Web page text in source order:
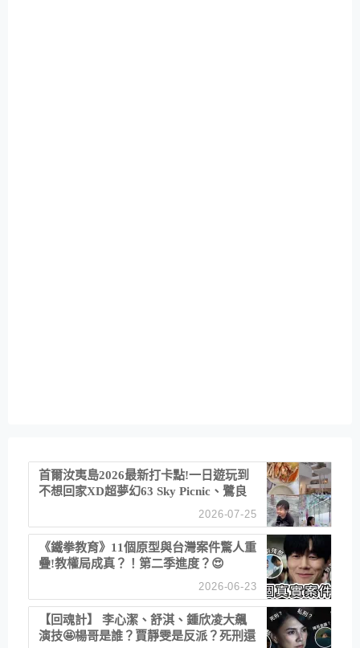
首爾汝夷島2026最新打卡點!一日遊玩到
不想回家XD超夢幻63 Sky Picnic、鷺良
津帝王蟹大餐、《淚之女王》拍攝地、漢
2026-07-25
《鐵拳教育》11個原型與台灣案件驚人重
疊!教權局成真？！第二季進度？😍
2026-06-23
【回魂計】 李心潔、舒淇、鍾欣凌大飆
演技🤩楊哥是誰？賈靜雯是反派？死刑還